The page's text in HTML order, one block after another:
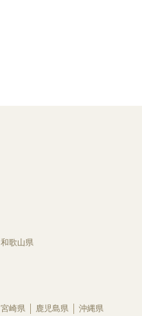
和歌山県
宮崎県 鹿児島県 沖縄県